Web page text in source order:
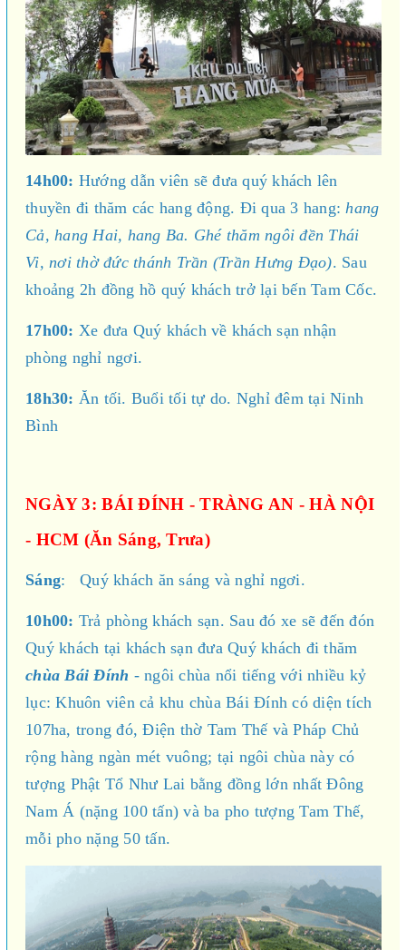
14h00: Hướng dẫn viên sẽ đưa quý khách lên
thuyền đi thăm các hang động. Đi qua 3 hang: hang
Cả, hang Hai, hang Ba. Ghé thăm ngôi đền Thái
Vi, nơi thờ đức thánh Trần (Trần Hưng Đạo). Sau
khoảng 2h đồng hồ quý khách trở lại bến Tam Cốc.
17h00: Xe đưa Quý khách về khách sạn nhận
phòng nghỉ ngơi.
18h30: Ăn tối. Buổi tối tự do. Nghỉ đêm tại Ninh
Bình
NGÀY 3: BÁI ĐÍNH - TRÀNG AN - HÀ NỘI
- HCM (Ăn Sáng, Trưa)
Sáng: Quý khách ăn sáng và nghỉ ngơi.
10h00: Trả phòng khách sạn. Sau đó xe sẽ đến đón
Quý khách tại khách sạn đưa Quý khách đi thăm
chùa Bái Đính - ngôi chùa nổi tiếng với nhiều kỷ
lục: Khuôn viên cả khu chùa Bái Đính có diện tích
107ha, trong đó, Điện thờ Tam Thế và Pháp Chủ
rộng hàng ngàn mét vuông; tại ngôi chùa này có
tượng Phật Tổ Như Lai bằng đồng lớn nhất Đông
Nam Á (nặng 100 tấn) và ba pho tượng Tam Thế,
mỗi pho nặng 50 tấn.